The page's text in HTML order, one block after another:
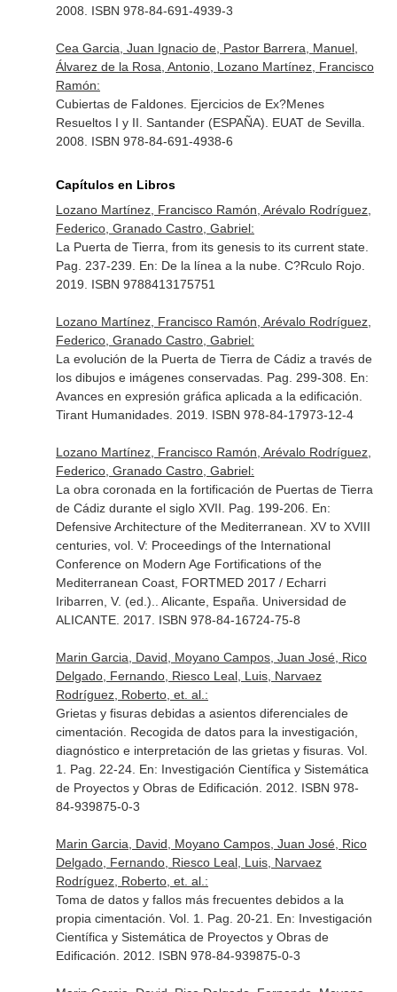
2008. ISBN 978-84-691-4939-3
Cea Garcia, Juan Ignacio de, Pastor Barrera, Manuel,
Álvarez de la Rosa, Antonio, Lozano Martínez, Francisco
Ramón:
Cubiertas de Faldones. Ejercicios de Ex?Menes
Resueltos I y II. Santander (ESPAÑA). EUAT de Sevilla.
2008. ISBN 978-84-691-4938-6
Capítulos en Libros
Lozano Martínez, Francisco Ramón, Arévalo Rodríguez,
Federico, Granado Castro, Gabriel:
La Puerta de Tierra, from its genesis to its current state.
Pag. 237-239. En: De la línea a la nube. C?Rculo Rojo.
2019. ISBN 9788413175751
Lozano Martínez, Francisco Ramón, Arévalo Rodríguez,
Federico, Granado Castro, Gabriel:
La evolución de la Puerta de Tierra de Cádiz a través de
los dibujos e imágenes conservadas. Pag. 299-308. En:
Avances en expresión gráfica aplicada a la edificación
Tirant Humanidades. 2019. ISBN 978-84-17973-12-4
Lozano Martínez, Francisco Ramón, Arévalo Rodríguez,
Federico, Granado Castro, Gabriel:
La obra coronada en la fortificación de Puertas de Tierra
de Cádiz durante el siglo XVII. Pag. 199-206. En:
Defensive Architecture of the Mediterranean. XV to XVIII
centuries, vol. V: Proceedings of the International
Conference on Modern Age Fortifications of the
Mediterranean Coast, FORTMED 2017 / Echarri
Iribarren, V. (ed.).
. Alicante, España. Universidad de
ALICANTE. 2017. ISBN 978-84-16724-75-8
Marin Garcia, David, Moyano Campos, Juan José, Rico
Delgado, Fernando, Riesco Leal, Luis, Narvaez
Rodríguez, Roberto, et. al.:
Grietas y fisuras debidas a asientos diferenciales de
cimentación. Recogida de datos para la investigación,
diagnóstico e interpretación de las grietas y fisuras. Vol.
1. Pag. 22-24. En: Investigación Científica y Sistemática
de Proyectos y Obras de Edificación . 2012. ISBN 978-
84-939875-0-3
Marin Garcia, David, Moyano Campos, Juan José, Rico
Delgado, Fernando, Riesco Leal, Luis, Narvaez
Rodríguez, Roberto, et. al.:
Toma de datos y fallos más frecuentes debidos a la
propia cimentación. Vol. 1. Pag. 20-21. En: Investigación
Científica y Sistemática de Proyectos y Obras de
Edificación . 2012. ISBN 978-84-939875-0-3